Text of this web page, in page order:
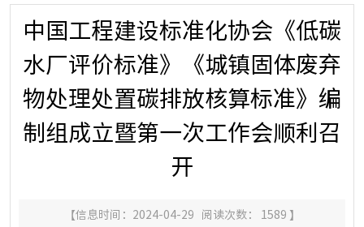
中国工程建设标准化协会《低碳
水厂评价标准》《城镇固体废弃
物处理处置碳排放核算标准》编
制组成立暨第一次工作会顺利召
开
【信息时间：2024-04-29 阅读次数： 1589 】